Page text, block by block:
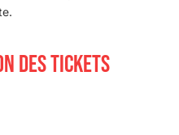
DES TICKETS